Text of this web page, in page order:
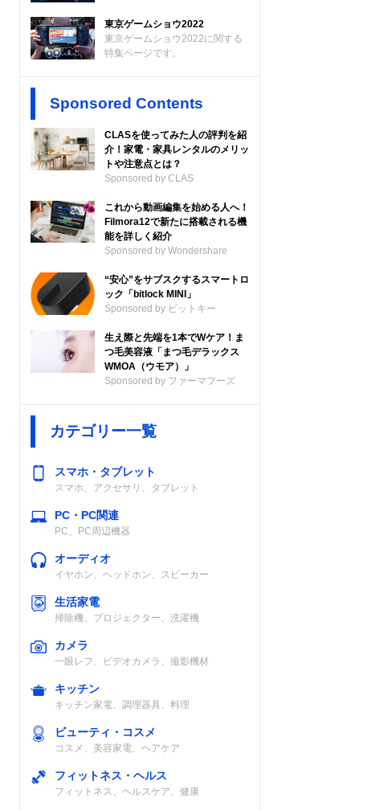
東京ゲームショウ2022
東京ゲームショウ2022に関する
特集ページです。
Sponsored Contents
CLASを使ってみた人の評判を紹
介！家電・家具レンタルのメリッ
トや注意点とは？
Sponsored by CLAS
これから動画編集を始める人へ！
Filmora12で新たに搭載される機
能を詳しく紹介
Sponsored by Wondershare
“安心”をサブスクするスマートロ
ック「bitlock MINI」
Sponsored by ビットキー
生え際と先端を1本でWケア！ま
つ毛美容液「まつ毛デラックス
WMOA（ウモア）」
Sponsored by ファーマフーズ
カテゴリー一覧
スマホ・タブレット
スマホ、アクセサリ、タブレット
PC・PC関連
PC、PC周辺機器
オーディオ
イヤホン、ヘッドホン、スピーカー
生活家電
掃除機、プロジェクター、洗濯機
カメラ
一眼レフ、ビデオカメラ、撮影機材
キッチン
キッチン家電、調理器具、料理
ビューティ・コスメ
コスメ、美容家電、ヘアケア
フィットネス・ヘルス
フィットネス、ヘルスケア、健康